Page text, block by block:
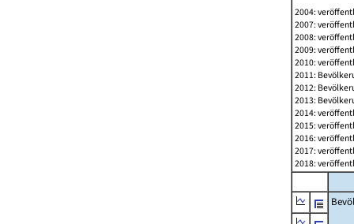
2004:
2007:
2008:
2009:
2010:
2011:
2012:
2013:
2014:
2015:
2016:
2017:
2018: